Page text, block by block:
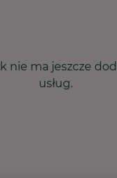
nie ma jeszcze
usług.